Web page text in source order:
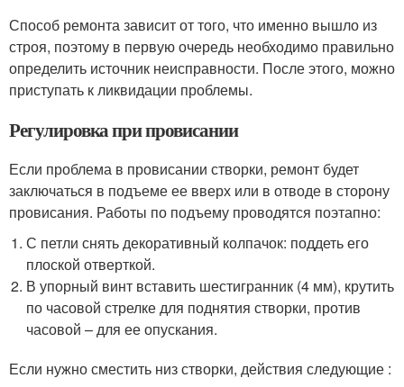
Способ ремонта зависит от того, что именно вышло из
строя, поэтому в первую очередь необходимо правильно
определить источник неисправности. После этого, можно
приступать к ликвидации проблемы.
Регулировка при провисании
Если проблема в провисании створки, ремонт будет
заключаться в подъеме ее вверх или в отводе в сторону
провисания. Работы по подъему проводятся поэтапно:
С петли снять декоративный колпачок: поддеть его
плоской отверткой.
В упорный винт вставить шестигранник (4 мм), крутить
по часовой стрелке для поднятия створки, против
часовой – для ее опускания.
Если нужно сместить низ створки, действия следующие :